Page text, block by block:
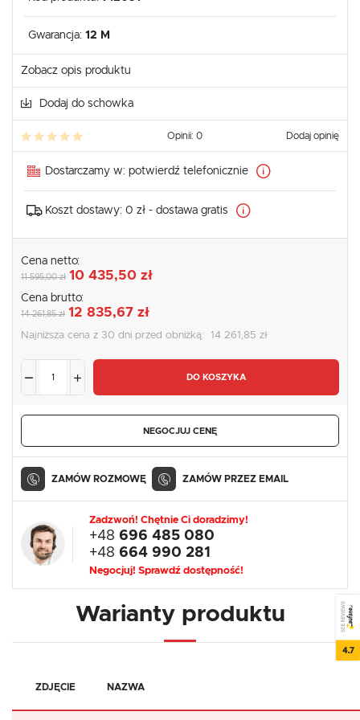
Gwarancja: 12 M
Zobacz opis produktu
Dodaj do schowka
Opinii: 0 Dodaj opinię
Dostarczamy w: potwierdź telefonicznie
Koszt dostawy: 0 zł - dostawa gratis
Cena netto:
11 595,00 zł 10 435,50 zł
Cena brutto:
14 261,85 zł 12 835,67 zł
Najniższa cena z 30 dni przed obniżką: 14 261,85 zł
DO KOSZYKA
NEGOCJUJ CENĘ
ZAMÓW ROZMOWĘ ZAMÓW PRZEZ EMAIL
Zadzwoń! Chętnie Ci doradzimy!
+48 696 485 080
+48 664 990 281
Negocjuj! Sprawdź dostępność!
Warianty produktu
ZDJĘCIE NAZWA
SEE REVIEWS
4.7